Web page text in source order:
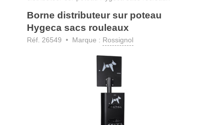
Borne distributeur sur poteau
Hygeca sacs rouleaux
Réf. 26549 • Marque : Rossignol